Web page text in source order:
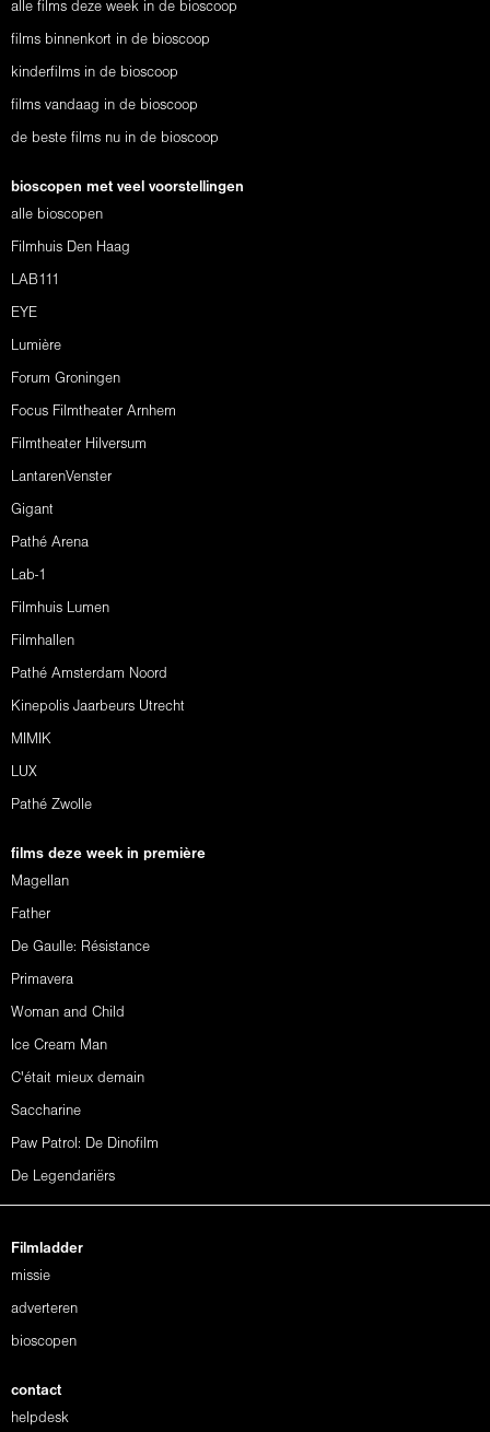
alle films deze week in de bioscoop
films binnenkort in de bioscoop
kinderfilms in de bioscoop
films vandaag in de bioscoop
de beste films nu in de bioscoop
bioscopen met veel voorstellingen
alle bioscopen
Filmhuis Den Haag
LAB111
EYE
Lumière
Forum Groningen
Focus Filmtheater Arnhem
Filmtheater Hilversum
LantarenVenster
Gigant
Pathé Arena
Lab-1
Filmhuis Lumen
Filmhallen
Pathé Amsterdam Noord
Kinepolis Jaarbeurs Utrecht
MIMIK
LUX
Pathé Zwolle
films deze week in première
Magellan
Father
De Gaulle: Résistance
Primavera
Woman and Child
Ice Cream Man
C'était mieux demain
Saccharine
Paw Patrol: De Dinofilm
De Legendariërs
Filmladder
missie
adverteren
bioscopen
contact
helpdesk